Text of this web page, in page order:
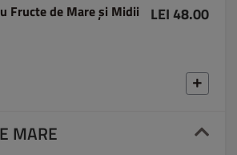
cu Fructe de Mare și Midii LEI 48.00
MARE